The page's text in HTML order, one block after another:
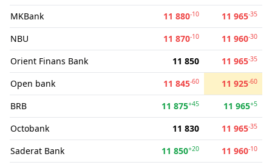
MKBank 11 880-10 11 965-35
NBU 11 870-10 11 960-30
Orient Finans Bank 11 850 11 965-35
Open bank 11 845-60 11 925-60
BRB 11 875+45 11 965+5
Octobank 11 830 11 965-35
Saderat Bank 11 850+20 11 960-10